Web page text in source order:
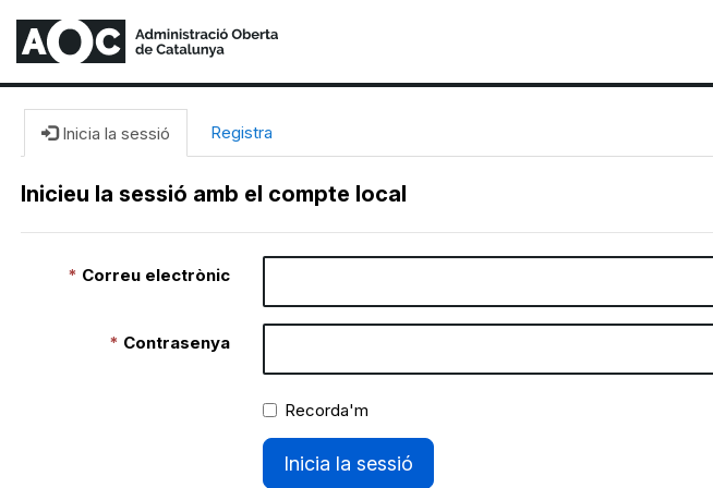
Inicia la sessió Registra
Inicieu la sessió amb el compte local
Correu electrònic
Contrasenya
Recorda'm
Inicia la sessió